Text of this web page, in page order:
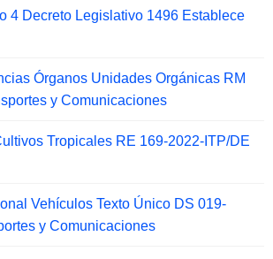
4 Decreto Legislativo 1496 Establece
Órganos Unidades Orgánicas RM
y Comunicaciones
Tropicales RE 169-2022-ITP/DE
Vehículos Texto Único DS 019-
y Comunicaciones